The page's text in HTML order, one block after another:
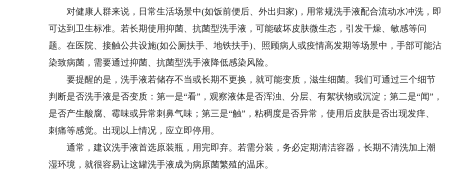
对健康人群来说，日常生活场景中(如饭前便后、外出归家)，用常规洗手液配合流动水冲洗，即
可达到卫生标准。若长期使用抑菌、抗菌型洗手液，可能破坏皮肤微生态，引发干燥、敏感等问
题。在医院、接触公共设施(如公厕扶手、地铁扶手)、照顾病人或疫情高发期等场景中，手部可能沾
染致病菌，需要通过抑菌、抗菌型洗手液降低感染风险。
要提醒的是，洗手液若储存不当或长期不更换，就可能变质，滋生细菌。我们可通过三个细节
判断是否洗手液是否变质：第一是“看”，观察液体是否浑浊、分层、有絮状物或沉淀；第二是“闻”，
是否产生酸腐、霉味或异常刺鼻气味；第三是“触”，粘稠度是否异常，使用后皮肤是否出现发痒、
刺痛等感觉。出现以上情况，应立即停用。
通常，建议洗手液首选原装瓶，用完即弃。若需分装，务必定期清洁容器，长期不清洗加上潮
湿环境，就很容易让这罐洗手液成为病原菌繁殖的温床。